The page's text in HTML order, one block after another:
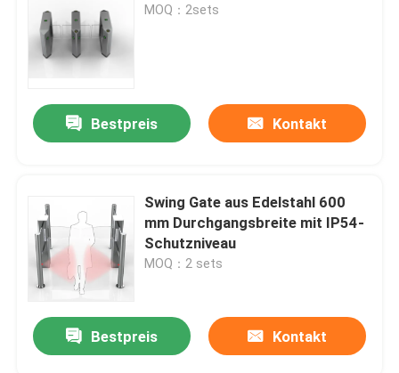
MOQ：2sets
Bestpreis Kontakt
Swing Gate aus Edelstahl 600
mm Durchgangsbreite mit IP54-
Schutzniveau
MOQ：2 sets
Bestpreis Kontakt